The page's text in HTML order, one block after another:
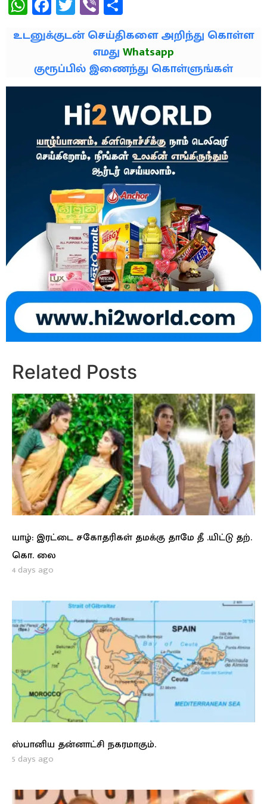
உடனுக்குடன் செய்திகளை அறிந்து கொள்ள
எமதுWhatsapp
குரூப்பில் இணைந்து கொள்ளுங்கள்
Related Posts
யாழ்: இரட்டை சகோதரிகள் தமக்கு தாமே தீ .யிட்டு தற்.
கொ. லை
4 days ago
ஸ்பானிய தன்னாட்சி நகரமாகும்.
5 days ago